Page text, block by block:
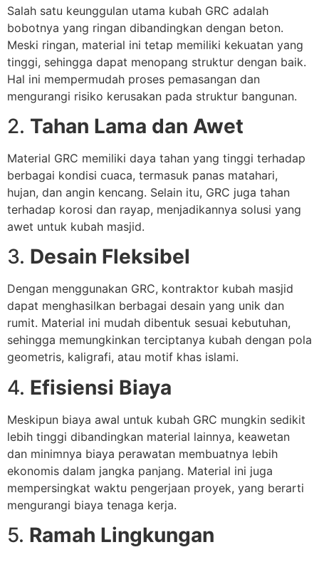
Salah satu keunggulan utama kubah GRC adalah
bobotnya yang ringan dibandingkan dengan beton.
Meski ringan, material ini tetap memiliki kekuatan yang
tinggi, sehingga dapat menopang struktur dengan baik.
Hal ini mempermudah proses pemasangan dan
mengurangi risiko kerusakan pada struktur bangunan.
2. Tahan Lama dan Awet
Material GRC memiliki daya tahan yang tinggi terhadap
berbagai kondisi cuaca, termasuk panas matahari,
hujan, dan angin kencang. Selain itu, GRC juga tahan
terhadap korosi dan rayap, menjadikannya solusi yang
awet untuk kubah masjid.
3. Desain Fleksibel
Dengan menggunakan GRC, kontraktor kubah masjid
dapat menghasilkan berbagai desain yang unik dan
rumit. Material ini mudah dibentuk sesuai kebutuhan,
sehingga memungkinkan terciptanya kubah dengan pola
geometris, kaligrafi, atau motif khas islami.
4. Efisiensi Biaya
Meskipun biaya awal untuk kubah GRC mungkin sedikit
lebih tinggi dibandingkan material lainnya, keawetan
dan minimnya biaya perawatan membuatnya lebih
ekonomis dalam jangka panjang. Material ini juga
mempersingkat waktu pengerjaan proyek, yang berarti
mengurangi biaya tenaga kerja.
5. Ramah Lingkungan